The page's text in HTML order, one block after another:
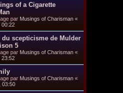
of a Cigarette
par Musings of Charisman «
00:22
du scepticisme de Mulder
5
par Musings of Charisman «
23:52
par Musings of Charisman «
03:50